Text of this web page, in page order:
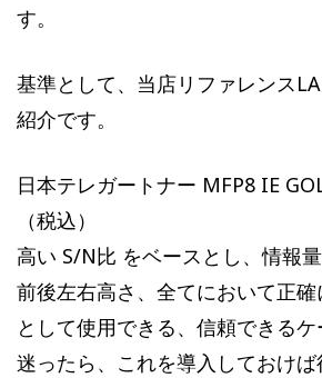
す。
基準として、当店リファレンス
紹介です。
日本テレガートナー MFP8 IE
（税込）
高い S/N比 をベースとし、情報
前後左右高さ、全てにおいて正
として使用できる、信頼できるケ
迷ったら、これを導入しておけ